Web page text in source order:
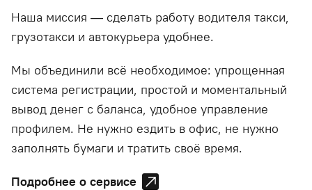
Наша миссия — сделать работу водителя такси,
грузотакси и автокурьера удобнее.
Мы объединили всё необходимое: упрощенная
система регистрации, простой и моментальный
вывод денег с баланса, удобное управление
профилем. Не нужно ездить в офис, не нужно
заполнять бумаги и тратить своё время.
Подробнее о сервисе